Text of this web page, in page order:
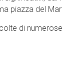
piazza del
di